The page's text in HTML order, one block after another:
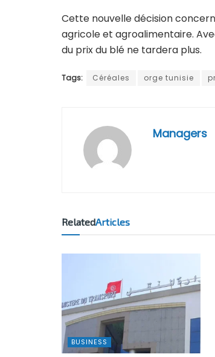
Cette nouvelle décision
agricole et agroalimentaire.
du prix du blé ne tardera plus.
Tags: Céréales orge tunisie
Managers
RelatedArticles
BUSINESS